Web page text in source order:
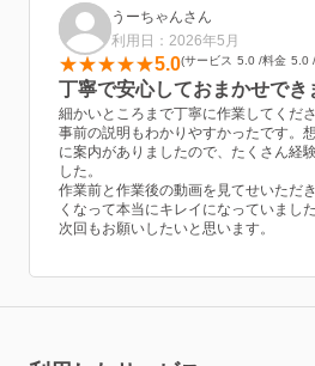
うーちゃんさん
利用日：2026年5月
5.0 サービス 5.0 料金 5.0
丁寧で安心しておまかせでき
細かいところまで丁寧に作業してくださ
事前の説明もわかりやすかったです。
に案内がありましたので、たくさん経
した。
作業前と作業後の動画を見てせいただ
くなって本当にキレイになっていました
次回もお願いしたいと思います。